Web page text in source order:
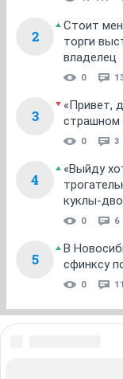
2
Стоит
торги
владелец
0
3
«Привет,
страшном
0 3
4
«Выйду
куклы-
0 6
5
В
сфинксу
0 11